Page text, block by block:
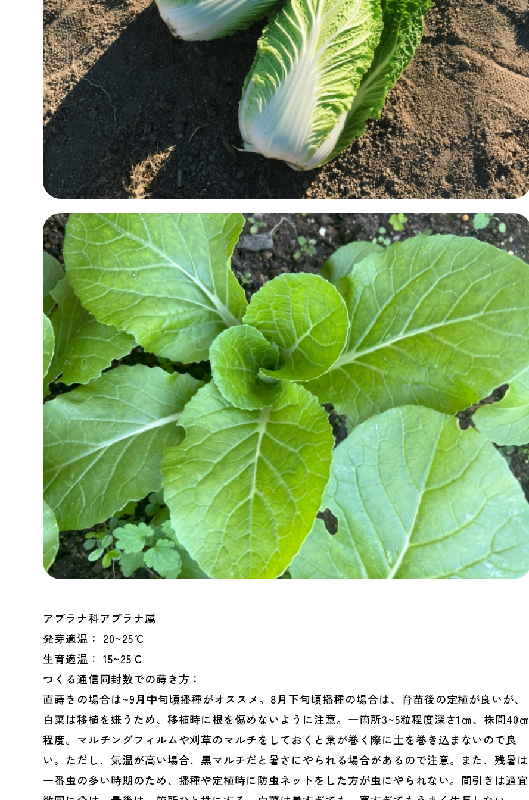
アブラナ科アブラナ属
発芽適温： 20~25℃
生育適温： 15~25℃
つくる通信同封数での蒔き方：
直蒔きの場合は~9月中旬頃播種がオススメ。8月下旬頃播種の場合は、育苗後の定植が良いが、
白菜は移植を嫌うため、移植時に根を傷めないように注意。一箇所3~5粒程度深さ1㎝、株間40㎝
程度。マルチングフィルムや刈草のマルチをしておくと葉が巻く際に土を巻き込まないので良
い。ただし、気温が高い場合、黒マルチだと暑さにやられる場合があるので注意。また、残暑は
一番虫の多い時期のため、播種や定植時に防虫ネットをした方が虫にやられない。間引きは適宜